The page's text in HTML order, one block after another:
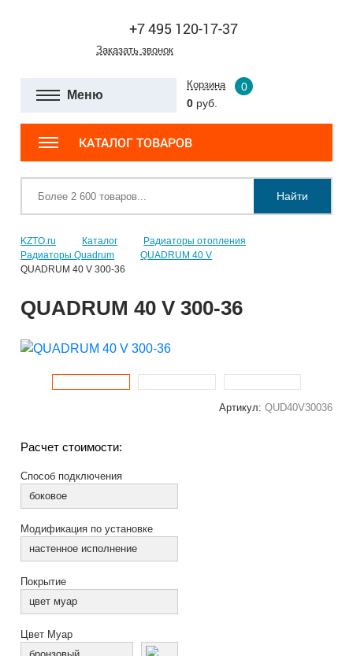
+7 495 120-17-37
Заказать звонок
Меню
Корзина
0
0 руб.
КАТАЛОГ ТОВАРОВ
Найти
KZTO.ru Каталог
Радиаторы отопления
Радиаторы Quadrum
QUADRUM 40 V
QUADRUM 40 V 300-36
QUADRUM 40 V 300-36
Артикул: QUD40V30036
Расчет стоимости:
Способ подключения
боковое
Модификация по установке
настенное исполнение
Покрытие
цвет муар
Цвет Муар